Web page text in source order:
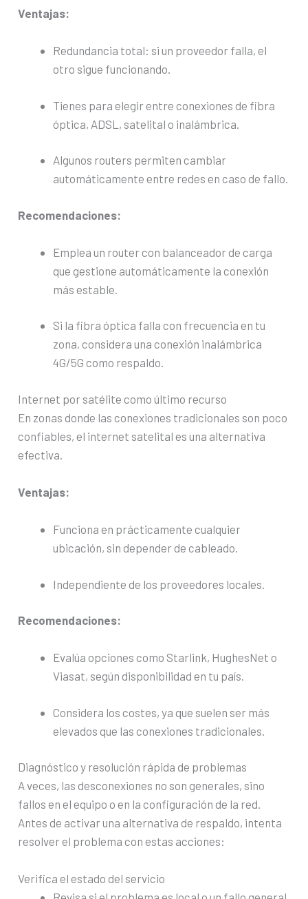
Ventajas:
Redundancia total: si un proveedor falla, el
otro sigue funcionando.
Tienes para elegir entre conexiones de fibra
óptica, ADSL, satelital o inalámbrica.
Algunos routers permiten cambiar
automáticamente entre redes en caso de fallo.
Recomendaciones:
Emplea un router con balanceador de carga
que gestione automáticamente la conexión
más estable.
Si la fibra óptica falla con frecuencia en tu
zona, considera una conexión inalámbrica
4G/5G como respaldo.
Internet por satélite como último recurso
En zonas donde las conexiones tradicionales son poco
confiables, el internet satelital es una alternativa
efectiva.
Ventajas:
Funciona en prácticamente cualquier
ubicación, sin depender de cableado.
Independiente de los proveedores locales.
Recomendaciones:
Evalúa opciones como Starlink, HughesNet o
Viasat, según disponibilidad en tu país.
Considera los costes, ya que suelen ser más
elevados que las conexiones tradicionales.
Diagnóstico y resolución rápida de problemas
A veces, las desconexiones no son generales, sino
fallos en el equipo o en la configuración de la red.
Antes de activar una alternativa de respaldo, intenta
resolver el problema con estas acciones:
Verifica el estado del servicio